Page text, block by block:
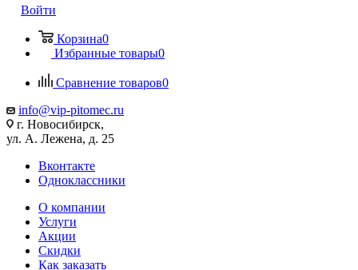
Войти
Корзина0
Избранные товары0
Сравнение товаров0
info@vip-pitomec.ru
г. Новосибирск,
ул. А. Лежена, д. 25
Вконтакте
Одноклассники
О компании
Услуги
Акции
Скидки
Как заказать